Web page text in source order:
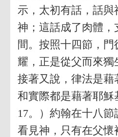
示，太初有話，話與
神；這話成了肉體，
間。按照十四節，
耀，正是從父而來
接著又說，律法是藉
和實際都是藉著耶穌
17。）約翰在十八節
看見神，只有在父